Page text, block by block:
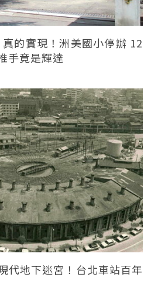
的實現！洲美國小停辦 12
手竟是輝達
代地下迷宮！台北車站百年